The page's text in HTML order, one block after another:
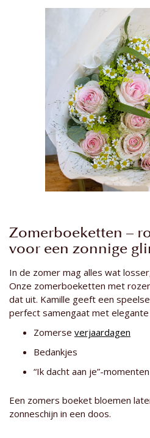
Zomerboeketten –
voor een zonnige
In de zomer mag alles wat
Onze zomerboeketten met
dat uit. Kamille geeft een
perfect samengaat met
Zomerse verjaardagen
Bedankjes
“Ik dacht aan je”-momenten
Een zomers boeket bloemen
zonneschijn in een doos.